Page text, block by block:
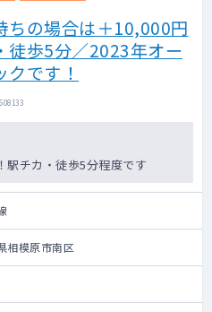
ちの場合は＋10,000円
徒歩5分／2023年オー
です！
駅チカ・徒歩5分程度です
相模原市南区